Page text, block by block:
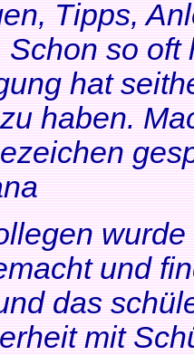
Tipps,
so
hat
haben.
und
das
mit